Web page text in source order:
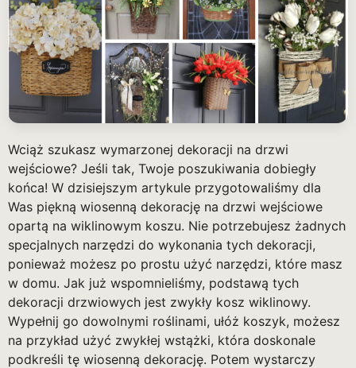
Wciąż szukasz wymarzonej dekoracji na drzwi
wejściowe? Jeśli tak, Twoje poszukiwania dobiegły
końca! W dzisiejszym artykule przygotowaliśmy dla
Was piękną wiosenną dekorację na drzwi wejściowe
opartą na wiklinowym koszu. Nie potrzebujesz żadnych
specjalnych narzędzi do wykonania tych dekoracji,
ponieważ możesz po prostu użyć narzędzi, które masz
w domu. Jak już wspomnieliśmy, podstawą tych
dekoracji drzwiowych jest zwykły kosz wiklinowy.
Wypełnij go dowolnymi roślinami, ułóż koszyk, możesz
na przykład użyć zwykłej wstążki, która doskonale
podkreśli tę wiosenną dekorację. Potem wystarczy